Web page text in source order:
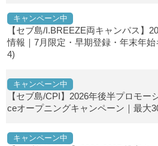
キャンペーン中
【セブ島/I.BREEZE両キャンパス】
情報｜7月限定・早期登録・年末年始
4)
キャンペーン中
【セブ島/CPI】2026年後半プロモー
ceオープニングキャンペーン｜最大
キャンペーン中